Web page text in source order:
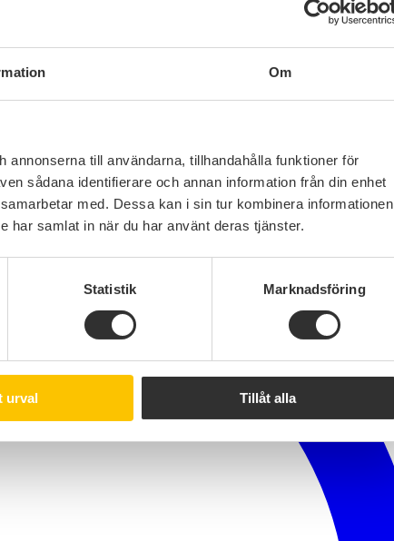
Om
till användarna, tillhandahålla funktioner för
sådana identifierare och annan information från din enhet
med. Dessa kan i sin tur kombinera informationen
har samlat in när du har använt deras tjänster.
Statistik Marknadsföring
urval Tillåt alla